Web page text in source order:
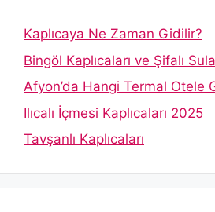
Kaplıcaya Ne Zaman Gidilir?
Bingöl Kaplıcaları ve Şifalı
Afyon’da Hangi Termal Otele
Ilıcalı İçmesi Kaplıcaları 2025
Tavşanlı Kaplıcaları